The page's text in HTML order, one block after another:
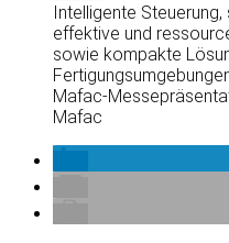
Intelligente
effektive und
sowie kompakte
Mafac-
Mafac